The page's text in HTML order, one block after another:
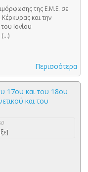
της Ε.Μ.Ε. σε
και την
Ιονίου
Περισσότερα
17ου και του 18ου
και του